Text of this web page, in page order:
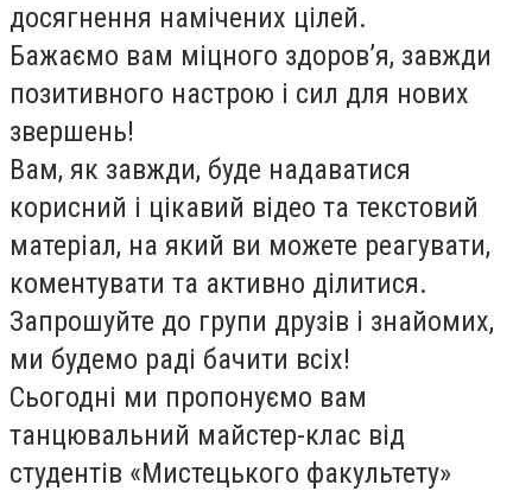
досягнення намічених цілей.
Бажаємо вам міцного здоров’я, завжди
позитивного настрою і сил для нових
звершень!
Вам, як завжди, буде надаватися
корисний і цікавий відео та текстовий
матеріал, на який ви можете реагувати,
коментувати та активно ділитися.
Запрошуйте до групи друзів і знайомих,
ми будемо раді бачити всіх!
Сьогодні ми пропонуємо вам
танцювальний майстер-клас від
студентів «Мистецького факультету»